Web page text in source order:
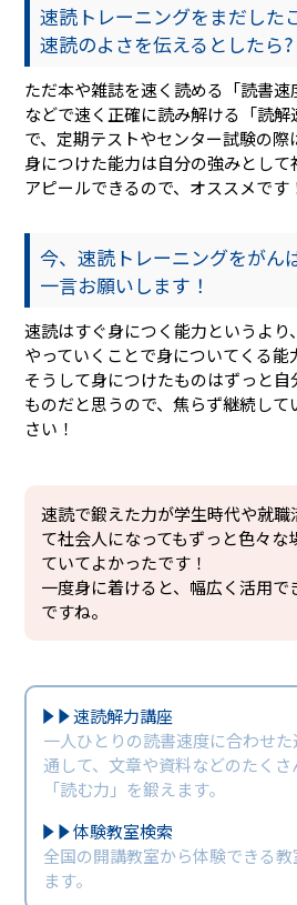
速読トレーニングをまだした
速読のよさを伝えるとしたら?
ただ本や雑誌を速く読める「読書
などで速く正確に読み解ける「読
で、定期テストやセンター試験の際
身につけた能力は自分の強みとして
アピールできるので、オススメです
今、速読トレーニングをがん
一言お願いします！
速読はすぐ身につく能力というより
やっていくことで身についてくる能
そうして身につけたものはずっと
ものだと思うので、焦らず継続して
さい！
速読で鍛えた力が学生時代や就職
て社会人になってもずっと色々な
ていてよかったです！
一度身に着けると、幅広く活用で
ですね。
速読解力講座
一人ひとりの読書速度に合わせ
通して、文章や資料などのたく
「読む力」を鍛えます。
体験教室検索
全国の開講教室から体験できる
ます。